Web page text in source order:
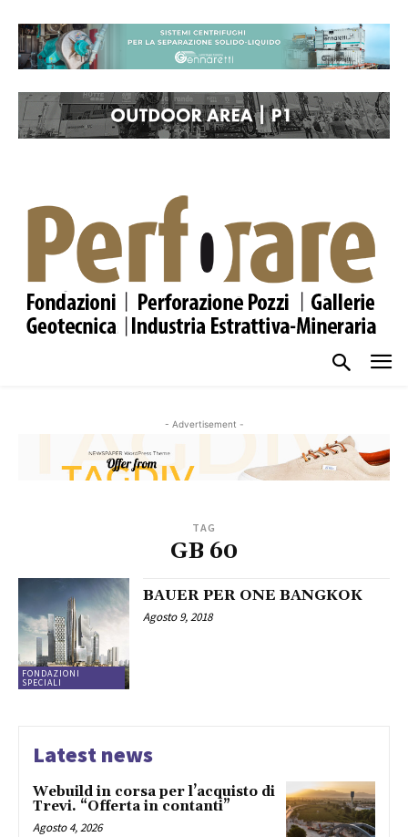
- Advertisement -
TAG
GB 60
FONDAZIONI
SPECIALI
BAUER PER ONE BANGKOK
Agosto 9, 2018
Latest news
Webuild in corsa per l’acquisto di
Trevi. “Offerta in contanti”
Agosto 4, 2026